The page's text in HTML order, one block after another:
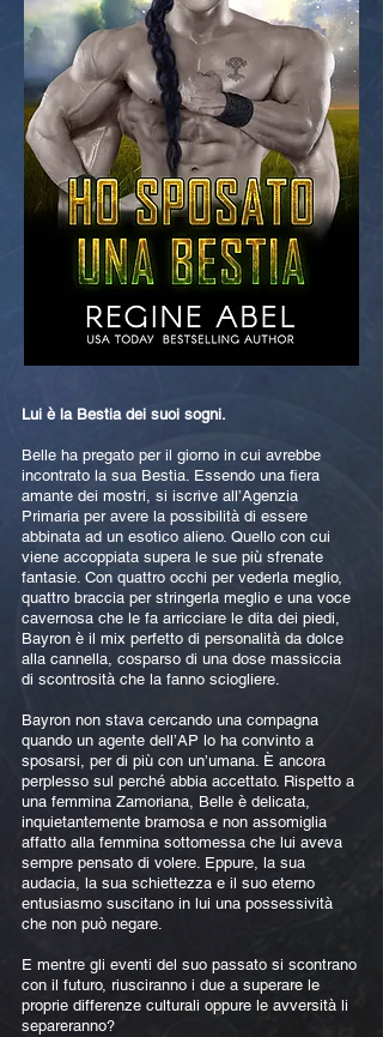
Lui è la Bestia dei suoi sogni.
Belle ha pregato per il giorno in cui avrebbe
incontrato la sua Bestia. Essendo una fiera
amante dei mostri, si iscrive all’Agenzia
Primaria per avere la possibilità di essere
abbinata ad un esotico alieno. Quello con cui
viene accoppiata supera le sue più sfrenate
fantasie. Con quattro occhi per vederla meglio,
quattro braccia per stringerla meglio e una voce
cavernosa che le fa arricciare le dita dei piedi,
Bayron è il mix perfetto di personalità da dolce
alla cannella, cosparso di una dose massiccia
di scontrosità che la fanno sciogliere.
Bayron non stava cercando una compagna
quando un agente dell’AP lo ha convinto a
sposarsi, per di più con un’umana. È ancora
perplesso sul perché abbia accettato. Rispetto a
una femmina Zamoriana, Belle è delicata,
inquietantemente bramosa e non assomiglia
affatto alla femmina sottomessa che lui aveva
sempre pensato di volere. Eppure, la sua
audacia, la sua schiettezza e il suo eterno
entusiasmo suscitano in lui una possessività
che non può negare.
E mentre gli eventi del suo passato si scontrano
con il futuro, riusciranno i due a superare le
proprie differenze culturali oppure le avversità li
separeranno?